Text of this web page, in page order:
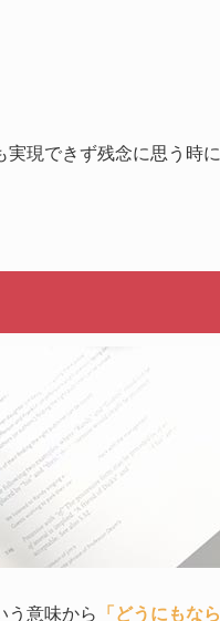
現できず残念に思う時に
う意味から
「どうにもなら